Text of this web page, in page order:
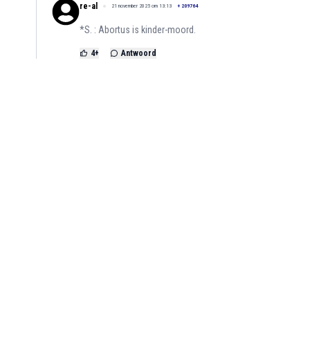
re-al 21 november 2025 om 13:13 + 209764
*S. : Abortus is kinder-moord.
4+ Antwoord